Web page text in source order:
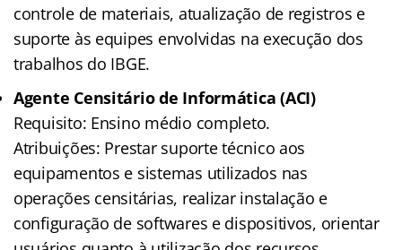
controle de materiais, atualização de registros e
suporte às equipes envolvidas na execução dos
trabalhos do IBGE.
Agente Censitário de Informática (ACI)
Requisito: Ensino médio completo.
Atribuições: Prestar suporte técnico aos
equipamentos e sistemas utilizados nas
operações censitárias, realizar instalação e
configuração de softwares e dispositivos, orientar